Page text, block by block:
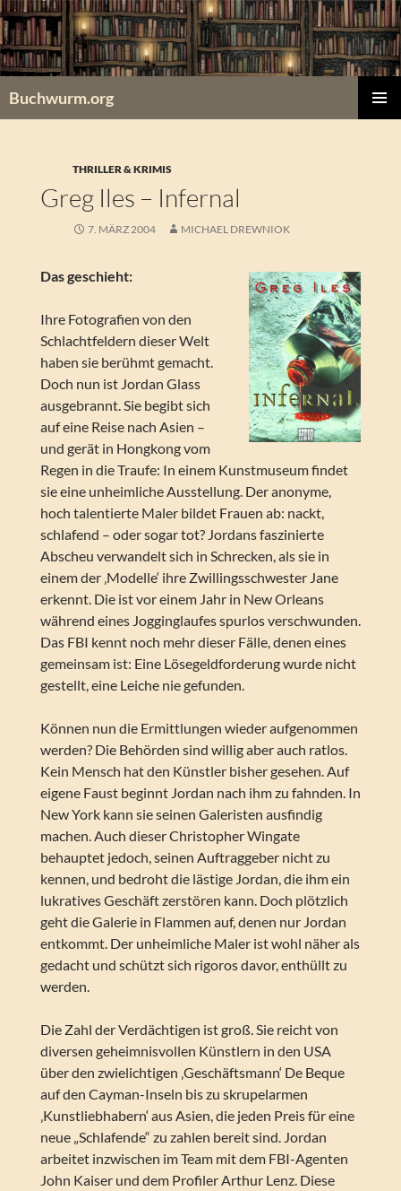
Zum
Inhalt
springen
Buchwurm.org
THRILLER & KRIMIS
Greg Iles – Infernal
7. MÄRZ 2004 MICHAEL DREWNIOK
Das geschieht:
Ihre Fotografien von den
Schlachtfeldern dieser Welt
haben sie berühmt gemacht.
Doch nun ist Jordan Glass
ausgebrannt. Sie begibt sich
auf eine Reise nach Asien –
und gerät in Hongkong vom
Regen in die Traufe: In einem Kunstmuseum findet
sie eine unheimliche Ausstellung. Der anonyme,
hoch talentierte Maler bildet Frauen ab: nackt,
schlafend – oder sogar tot? Jordans faszinierte
Abscheu verwandelt sich in Schrecken, als sie in
einem der ‚Modelle‘ ihre Zwillingsschwester Jane
erkennt. Die ist vor einem Jahr in New Orleans
während eines Jogginglaufes spurlos verschwunden.
Das FBI kennt noch mehr dieser Fälle, denen eines
gemeinsam ist: Eine Lösegeldforderung wurde nicht
gestellt, eine Leiche nie gefunden.
Können nun die Ermittlungen wieder aufgenommen
werden? Die Behörden sind willig aber auch ratlos.
Kein Mensch hat den Künstler bisher gesehen. Auf
eigene Faust beginnt Jordan nach ihm zu fahnden. In
New York kann sie seinen Galeristen ausfindig
machen. Auch dieser Christopher Wingate
behauptet jedoch, seinen Auftraggeber nicht zu
kennen, und bedroht die lästige Jordan, die ihm ein
lukratives Geschäft zerstören kann. Doch plötzlich
geht die Galerie in Flammen auf, denen nur Jordan
entkommt. Der unheimliche Maler ist wohl näher als
gedacht und schützt sich rigoros davor, enthüllt zu
werden.
Die Zahl der Verdächtigen ist groß. Sie reicht von
diversen geheimnisvollen Künstlern in den USA
über den zwielichtigen ‚Geschäftsmann‘ De Beque
auf den Cayman-Inseln bis zu skrupelarmen
‚Kunstliebhabern‘ aus Asien, die jeden Preis für eine
neue „Schlafende“ zu zahlen bereit sind. Jordan
arbeitet inzwischen im Team mit dem FBI-Agenten
John Kaiser und dem Profiler Arthur Lenz. Diese